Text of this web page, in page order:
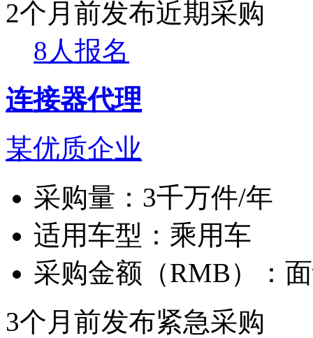
2个月前发布近期采购
8人报名
连接器代理
某优质企业
采购量： 3千万件/年
适用车型： 乘用车
采购金额（RMB）：
3个月前发布紧急采购